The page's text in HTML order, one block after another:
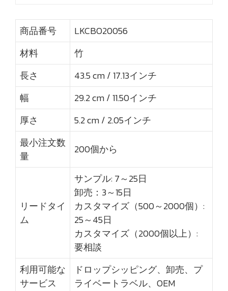
商品番号
LKCBO20056
材料
竹
長さ
43.5 cm / 17.13インチ
幅
29.2 cm / 11.50インチ
厚さ
5.2 cm / 2.05インチ
最小注文数
量
200個から
リードタイ
ム
サンプル: 7～25日
卸売：3～15日
カスタマイズ（500～2000個）:
25～45日
カスタマイズ（2000個以上）:
要相談
利用可能な
サービス
ドロップシッピング、卸売、プ
ライベートラベル、OEM